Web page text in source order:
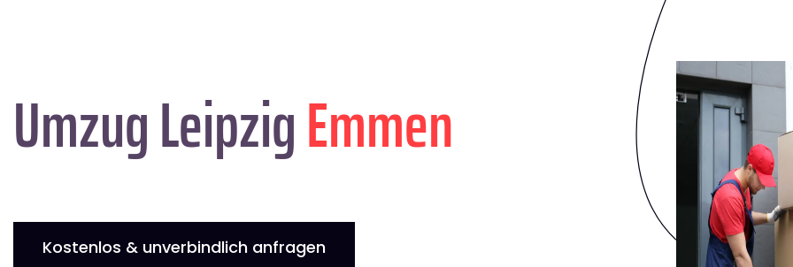
Umzug LeipzigEmmen
Kostenlos & unverbindlich anfragen